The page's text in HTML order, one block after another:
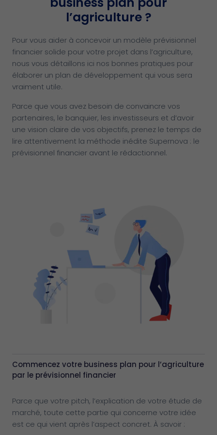
l’agriculture ?
Pour vous aider à concevoir un modèle prévisionnel
financier solide pour votre projet dans l’agriculture,
nous vous détaillons ici nos bonnes pratiques pour
élaborer un plan de développement qui vous sera
vraiment utile.
Parce que vous avez besoin de convaincre vos
partenaires, le banquier, les investisseurs et d’avoir
une vision claire de vos objectifs, prenez le temps de
lire attentivement la méthode inédite Supernova : le
prévisionnel financier avant le rédactionnel.
Commencez votre business plan pour l’agriculture
par le prévisionnel financier
Parce que votre pitch, l’explication de votre étude de
marché, toute cette partie qui concerne votre idée
est ce qui vient après l’aspect concret. À savoir :